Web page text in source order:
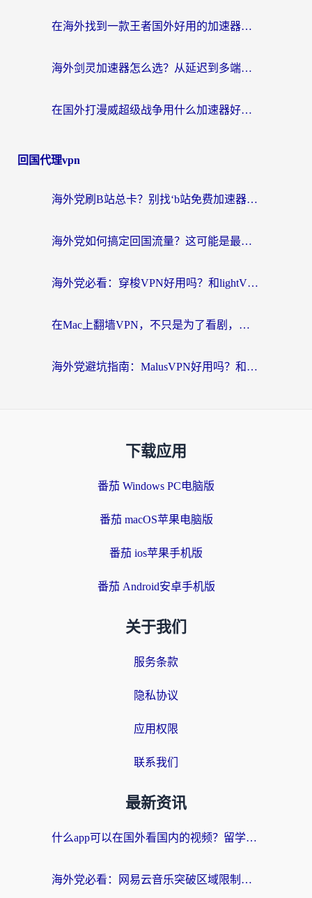
在海外找到一款王者国外好用的加速器，到底有多难？
海外剑灵加速器怎么选？从延迟到多端支持，这篇指南帮你告别卡顿（附墨西哥魔力宝贝&瑞士脑筋急转弯玩法）
在国外打漫威超级战争用什么加速器好一点？这或许是你最需要的一篇指南
回国代理vpn
海外党刷B站总卡？别找‘b站免费加速器’了，这篇指南让你无缝访问国内资源
海外党如何搞定回国流量？这可能是最实在的一篇指南
海外党必看：穿梭VPN好用吗？和lightVPN对比哪个回国效果更好？附匈牙利留学生实测攻略
在Mac上翻墙VPN，不只是为了看剧，更是为了那份熟悉的连接感
海外党避坑指南：MalusVPN好用吗？和快帆VPN哪个好？+ 3款加速器实测对比
下载应用
番茄 Windows PC电脑版
番茄 macOS苹果电脑版
番茄 ios苹果手机版
番茄 Android安卓手机版
关于我们
服务条款
隐私协议
应用权限
联系我们
最新资讯
什么app可以在国外看国内的视频？留学生亲测好用的回国加速器指南
海外党必看：网易云音乐突破区域限制，轻松听国内歌、刷喜马拉雅的正确姿势